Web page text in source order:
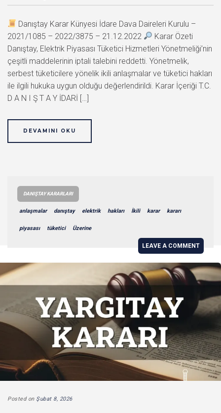
Danıştay Karar Künyesi İdare Dava Daireleri Kurulu –
2021/1085 – 2022/3875 – 21.12.2022
Karar Özeti
Danıştay, Elektrik Piyasası Tüketici Hizmetleri Yönetmeliği’nin
çeşitli maddelerinin iptali talebini reddetti. Yönetmelik,
serbest tüketicilere yönelik ikili anlaşmalar ve tüketici hakları
ile ilgili hukuka uygun olduğu değerlendirildi. Karar İçeriği T.C.
D A N I Ş T A Y İDARİ […]
DEVAMINI OKU
DANIŞTAY KARARLARI
anlaşmalar danıştay elektrik hakları İkili karar kararı
piyasası tüketici Üzerine
LEAVE A COMMENT
Posted on Şubat 8, 2026